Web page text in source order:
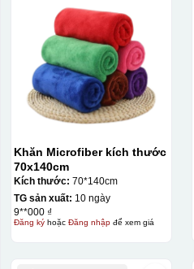
Khăn Microfiber kích thước
70x140cm
Kích thước: 70*140cm
TG sản xuất: 10 ngày
9**000 ₫
Đăng kýhoặc Đăng nhậpđể xem giá